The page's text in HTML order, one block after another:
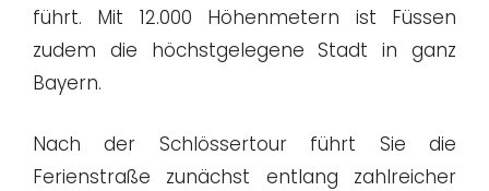
führt. Mit 12.000 Höhenmetern ist Füssen
zudem die höchstgelegene Stadt in ganz
Bayern.
Nach der Schlössertour führt Sie die
Ferienstraße zunächst entlang zahlreicher